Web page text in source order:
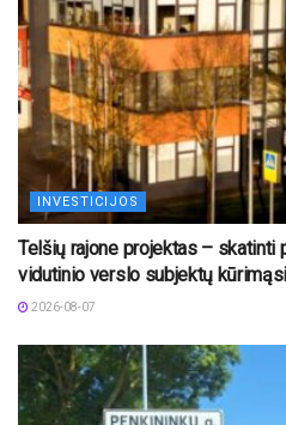
INVESTICIJOS
Telšių rajone projektas – skatinti
vidutinio verslo subjektų kūrimąsi
2026-08-07